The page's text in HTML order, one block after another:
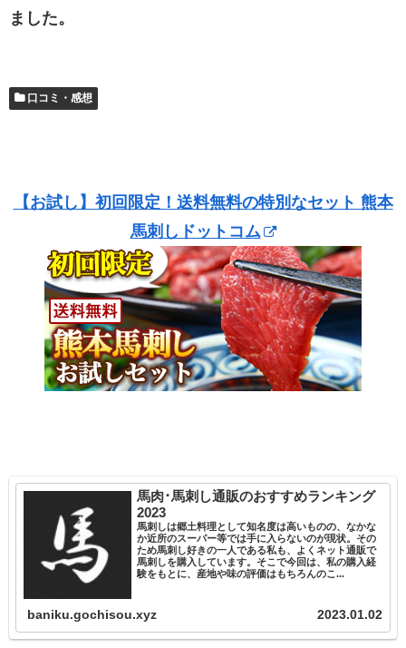
ました。
口コミ・感想
【お試し】初回限定！送料無料の特別なセット 熊本
馬刺しドットコム
馬肉･馬刺し通販のおすすめランキング
2023
馬刺しは郷土料理として知名度は高いものの、なかな
か近所のスーパー等では手に入らないのが現状。その
ため馬刺し好きの一人である私も、よくネット通販で
馬刺しを購入しています。そこで今回は、私の購入経
験をもとに、産地や味の評価はもちろんのこ...
baniku.gochisou.xyz 2023.01.02